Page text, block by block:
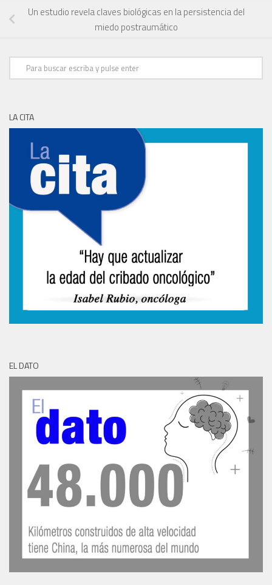
Un estudio revela claves biológicas en la persistencia del
miedo postraumático
LA CITA
EL DATO